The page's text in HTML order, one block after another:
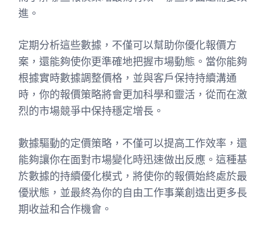
進。
定期分析這些數據，不僅可以幫助你優化報價方
案，還能夠使你更準確地把握市場動態。當你能夠
根據實時數據調整價格，並與客戶保持持續溝通
時，你的報價策略將會更加科學和靈活，從而在激
烈的市場競爭中保持穩定增長。
數據驅動的定價策略，不僅可以提高工作效率，還
能夠讓你在面對市場變化時迅速做出反應。這種基
於數據的持續優化模式，將使你的報價始終處於最
優狀態，並最終為你的自由工作事業創造出更多長
期收益和合作機會。